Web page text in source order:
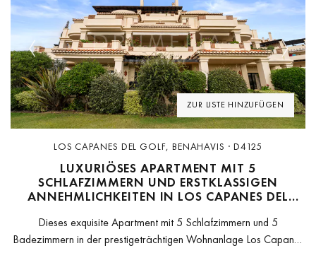
ZUR LISTE HINZUFÜGEN
Previous Next
LOS CAPANES DEL GOLF, BENAHAVIS · D4125
LUXURIÖSES APARTMENT MIT 5
SCHLAFZIMMERN UND ERSTKLASSIGEN
ANNEHMLICHKEITEN IN LOS CAPANES DEL
Dieses exquisite Apartment mit 5 Schlafzimmern und 5
Badezimmern in der prestigeträchtigen Wohnanlage Los Capanes